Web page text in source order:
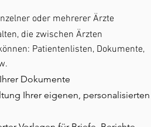
oder mehrerer Ärzte
die zwischen Ärzten
Patientenlisten, Dokumente,
Dokumente
Ihrer eigenen, personalisierten